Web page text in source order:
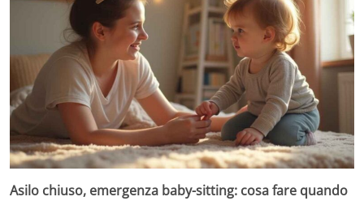
Asilo chiuso, emergenza baby-sitting: cosa fare quando